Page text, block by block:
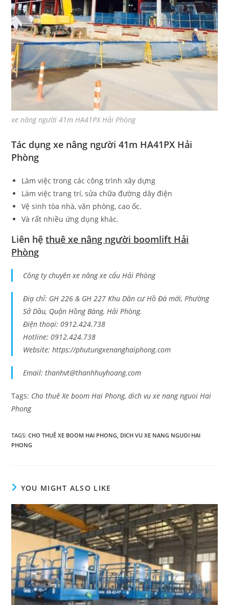
xe nâng người 41m HA41PX Hải Phòng
Tác dụng xe nâng người 41m HA41PX Hải
Phòng
Làm việc trong các công trình xây dựng
Làm việc trang trí, sửa chữa đường dây điện
Vệ sinh tòa nhà, văn phòng, cao ốc.
Và rất nhiều ứng dụng khác.
Liên hệthuê xe nâng người boomlift Hải
Phòng
Công ty chuyên xe nâng xe cẩu Hải Phòng
Điạ chỉ: GH 226 & GH 227 Khu Dân cư Hồ Đá mới, Phường
Sở Dầu, Quận Hồng Bàng, Hải Phòng.
Điện thoại: 0912.424.738
Hotline: 0912.424.738
Website: https://phutungxenanghaiphong.com
Email:thanhvt@thanhhuyhoang.com
Tags: Cho thuê Xe boom Hai Phong, dich vu xe nang nguoi Hai
Phong
TAGS:CHO THUÊ XE BOOM HAI PHONG, DICH VU XE NANG NGUOI HAI
PHONG
YOU MIGHT ALSO LIKE